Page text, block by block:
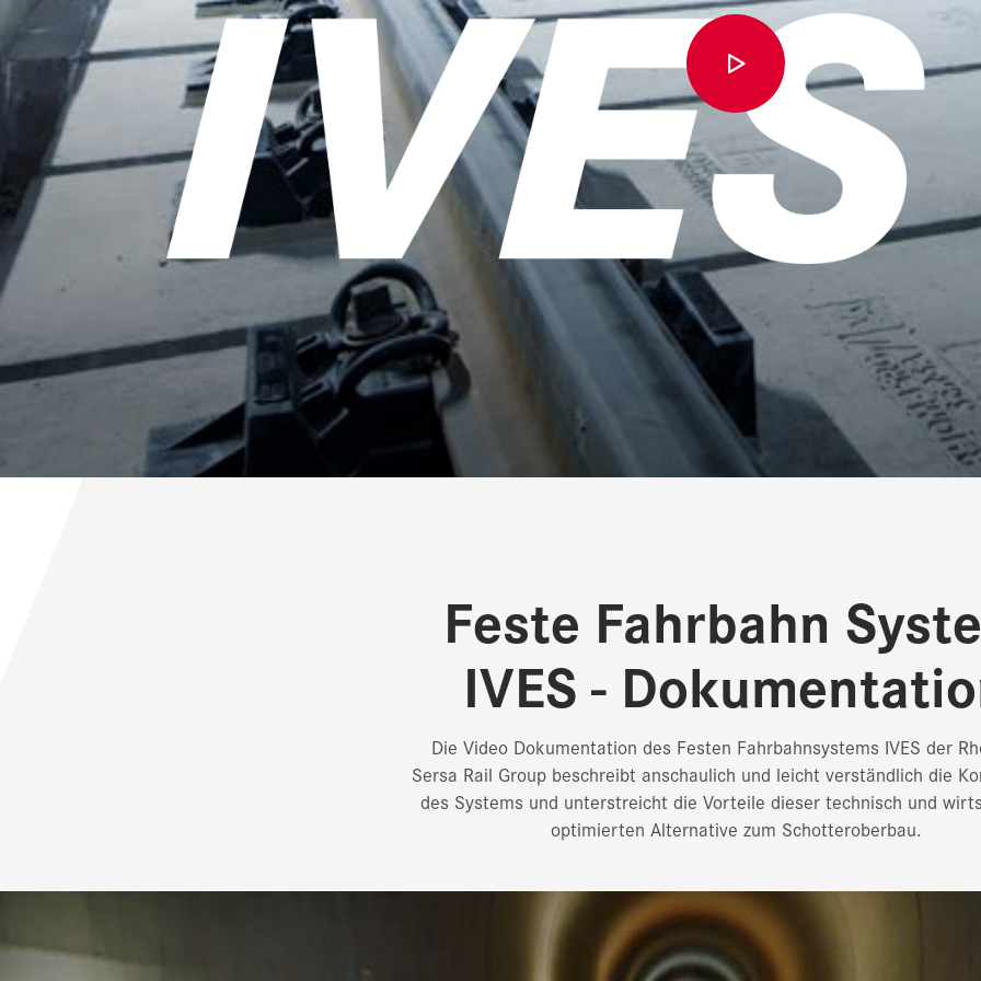
Feste Fahrbahn
IVES -
Die Video Dokumentation des Festen Fahrbahnsystems IVES der
Sersa Rail Group beschreibt anschaulich und leicht verständlich die
des Systems und unterstreicht die Vorteile dieser technisch und
optimierten Alternative zum Schotteroberbau.